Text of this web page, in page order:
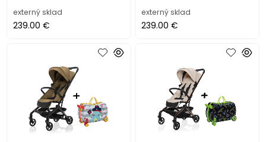
externý sklad
239.00 €
externý sklad
239.00 €